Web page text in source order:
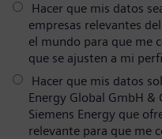
Hacer que mis datos
empresas relevantes
el mundo para que me
que se ajusten a mi
Hacer que mis datos
Energy Global GmbH &
Siemens Energy que
relevante para que me